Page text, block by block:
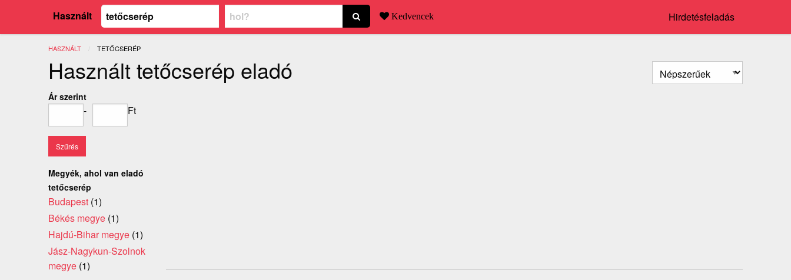
Használt Kedvencek Hirdetésfeladás
HASZNÁLT JELENLEGI:
TETŐCSERÉP
Használt tetőcserép eladó
Ár szerint
- Ft
Megyék, ahol van eladó
tetőcserép
Budapest (1)
Békés megye (1)
Hajdú-Bihar megye (1)
Jász-Nagykun-Szolnok
megye (1)